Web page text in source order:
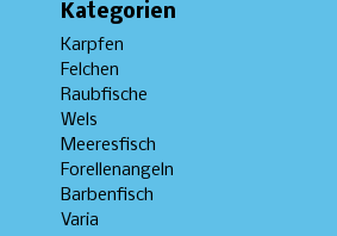
Kategorien
Karpfen
Felchen
Raubfische
Wels
Meeresfisch
Forellenangeln
Barbenfisch
Varia